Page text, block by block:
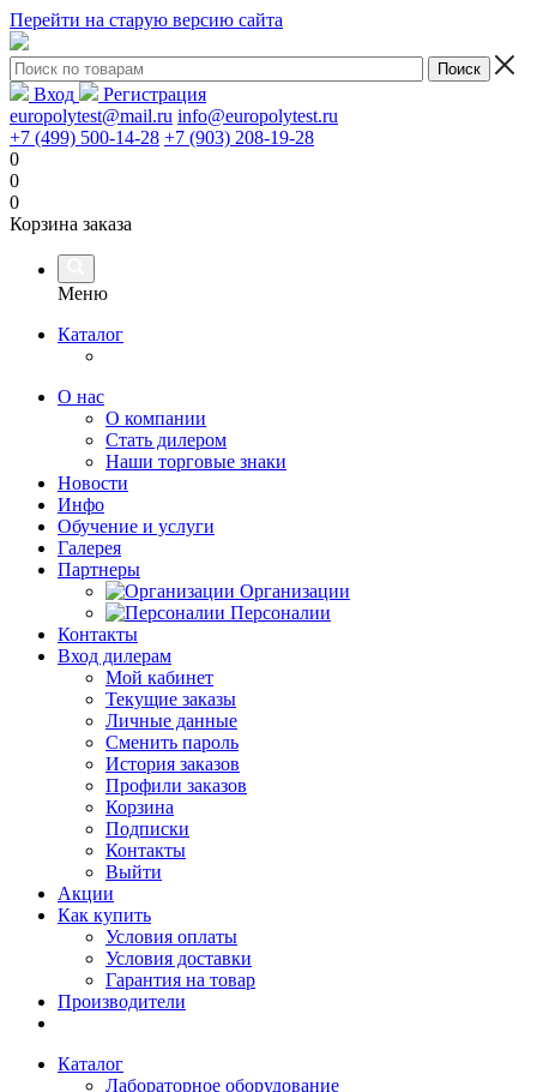
Перейти на старую версию сайта
Вход
Регистрация
europolytest@mail.ru info@europolytest.ru
+7 (499) 500-14-28 +7 (903) 208-19-28
0
0
0
Корзина заказа
Меню
Каталог
О нас
О компании
Стать дилером
Наши торговые знаки
Новости
Инфо
Обучение и услуги
Галерея
Партнеры
Организации
Персоналии
Контакты
Вход дилерам
Мой кабинет
Текущие заказы
Личные данные
Сменить пароль
История заказов
Профили заказов
Корзина
Подписки
Контакты
Выйти
Акции
Как купить
Условия оплаты
Условия доставки
Гарантия на товар
Производители
Каталог
Лабораторное оборудование